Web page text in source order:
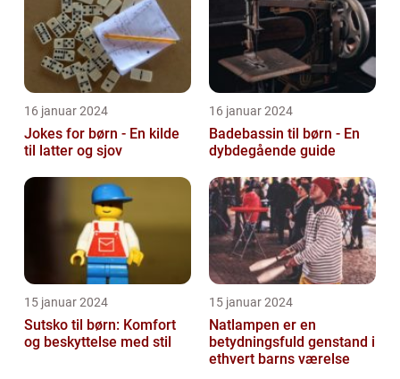
16 januar 2024
Jokes for børn - En kilde
til latter og sjov
16 januar 2024
Badebassin til børn - En
dybdegående guide
15 januar 2024
Sutsko til børn: Komfort
og beskyttelse med stil
15 januar 2024
Natlampen er en
betydningsfuld genstand i
ethvert barns værelse